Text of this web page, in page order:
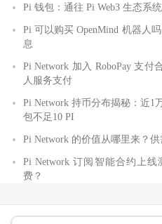
Pi 钱包：通往 Pi Web3 生态系
Pi 可以购买 OpenMind 机器人
息
Pi Network 加入 RoboPay 支
人服务支付
Pi Network 持币分布揭秘：近1
包不足10 PI
Pi Network 的价值从哪里来？
Pi Network 订阅智能合约上
费？